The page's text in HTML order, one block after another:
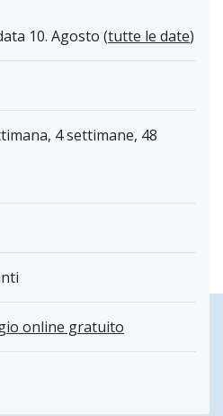
10. Agosto (tutte le date)
4 settimane, 48
online gratuito